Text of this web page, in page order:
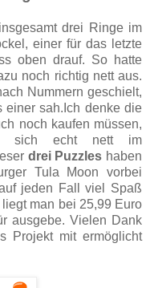
drei Ringe im
einer für das letzte
oben drauf. So hatte
noch richtig nett aus.
Nummern geschielt,
einer sah.Ich denke die
noch kaufen müssen,
sich echt nett im
drei Puzzles haben
Tula Moon vorbei
jeden Fall viel Spaß
man bei 25,99 Euro
ausgebe. Vielen Dank
Projekt mit ermöglicht